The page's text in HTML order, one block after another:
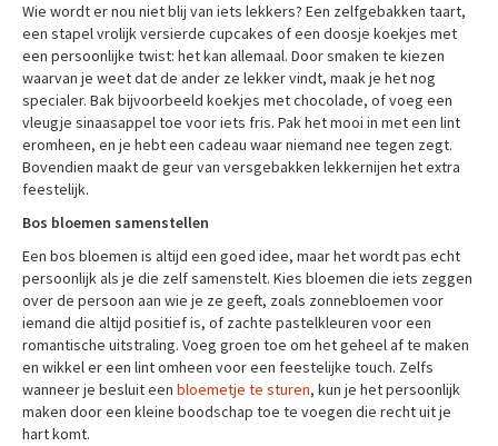
Wie wordt er nou niet blij van iets lekkers? Een zelfgebakken taart,
een stapel vrolijk versierde cupcakes of een doosje koekjes met
een persoonlijke twist: het kan allemaal. Door smaken te kiezen
waarvan je weet dat de ander ze lekker vindt, maak je het nog
specialer. Bak bijvoorbeeld koekjes met chocolade, of voeg een
vleugje sinaasappel toe voor iets fris. Pak het mooi in met een lint
eromheen, en je hebt een cadeau waar niemand nee tegen zegt.
Bovendien maakt de geur van versgebakken lekkernijen het extra
feestelijk.
Bos bloemen samenstellen
Een bos bloemen is altijd een goed idee, maar het wordt pas echt
persoonlijk als je die zelf samenstelt. Kies bloemen die iets zeggen
over de persoon aan wie je ze geeft, zoals zonnebloemen voor
iemand die altijd positief is, of zachte pastelkleuren voor een
romantische uitstraling. Voeg groen toe om het geheel af te maken
en wikkel er een lint omheen voor een feestelijke touch. Zelfs
wanneer je besluit een bloemetje te sturen, kun je het persoonlijk
maken door een kleine boodschap toe te voegen die recht uit je
hart komt.